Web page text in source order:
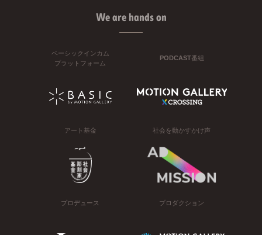
We are hands on
ベーシックインカム
プラットフォーム
PODCAST番組
アート基金 社会を動かすかけ声
プロデュース プロダクション